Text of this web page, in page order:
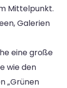
Mittelpunkt.
Galerien
eine große
wie den
„Grünen